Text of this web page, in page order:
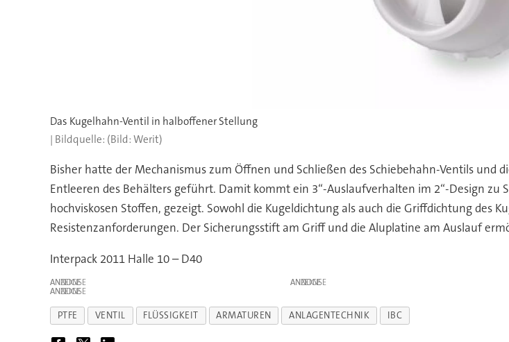
Das Kugelhahn-Ventil in halboffener Stellung
(Bild: Werit)
Bisher hatte der Mechanismus zum Öffnen und Schließen des Schiebehahn-Ventils und
Entleeren des Behälters geführt. Damit kommt ein 3“-Auslaufverhalten im 2“-Design zu
hochviskosen Stoffen, gezeigt. Sowohl die Kugeldichtung als auch die Griffdichtung des
Resistenzanforderungen. Der Sicherungsstift am Griff und die Aluplatine am Auslauf
Interpack 2011 Halle 10 – D40
ANZEIGE ANZEIGE
ANZEIGE
PTFE VENTIL FLÜSSIGKEIT ARMATUREN ANLAGENTECHNIK IBC